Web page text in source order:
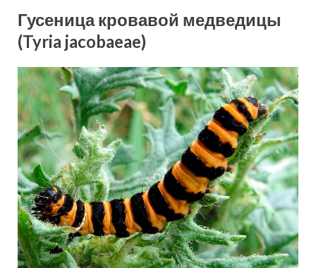
Гусеница кровавой медведицы
(Tyria jacobaeae)